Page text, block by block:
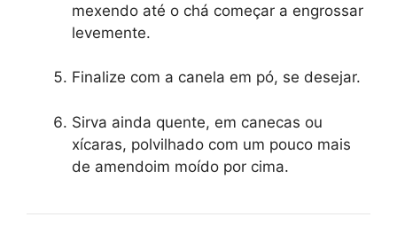
mexendo até o chá começar a engrossar
levemente.
Finalize com a canela em pó, se desejar.
Sirva ainda quente, em canecas ou
xícaras, polvilhado com um pouco mais
de amendoim moído por cima.